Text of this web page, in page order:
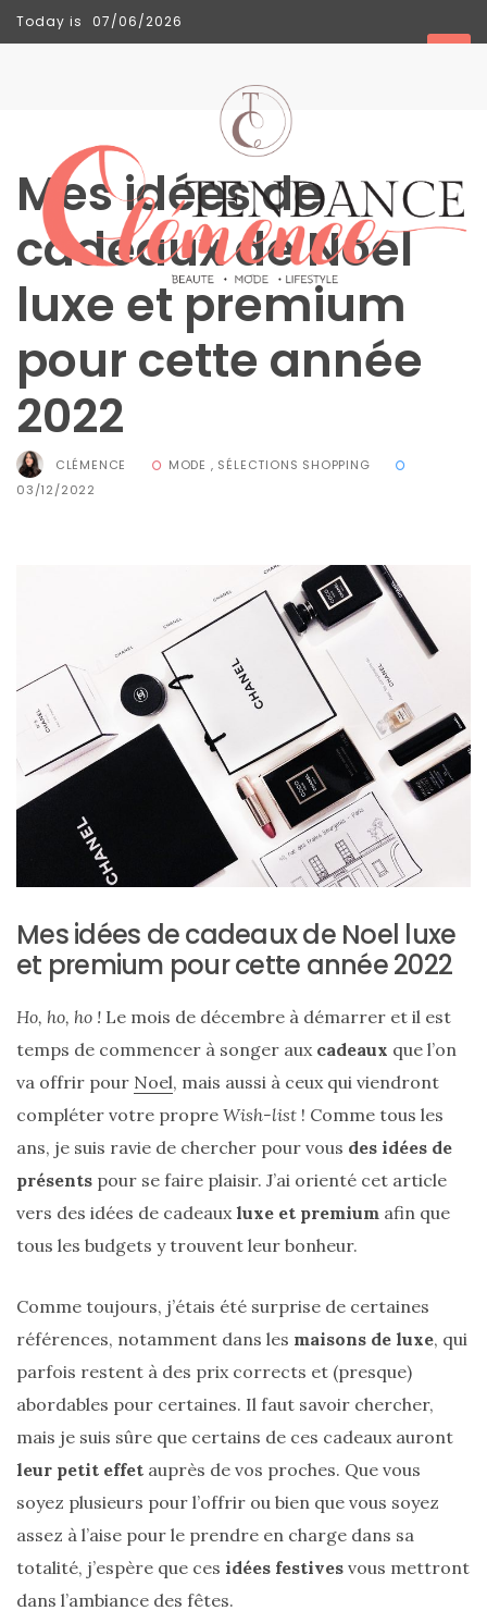
Sac
Floral
Tote
Bag
de Silkyhaus :
mon
avis
sur
ce
cuir
au
luxe
discret
06/06/2026
cabas
cuir
tressé
Parfois
mon
avis
sur
Today is 07/06/2026
Mes idées de
cadeaux de Noel
luxe et premium
pour cette année
2022
CLÉMENCE MODE , SÉLECTIONS SHOPPING
03/12/2022
Mes idées de cadeaux de Noel luxe
et premium pour cette année 2022
Ho, ho, ho ! Le mois de décembre à démarrer et il est
temps de commencer à songer aux cadeaux que l’on
va offrir pour Noel, mais aussi à ceux qui viendront
compléter votre propre Wish-list ! Comme tous les
ans, je suis ravie de chercher pour vous des idées de
présents pour se faire plaisir. J’ai orienté cet article
vers des idées de cadeaux luxe et premium afin que
tous les budgets y trouvent leur bonheur.
Comme toujours, j’étais été surprise de certaines
références, notamment dans les maisons de luxe, qui
parfois restent à des prix corrects et (presque)
abordables pour certaines. Il faut savoir chercher,
mais je suis sûre que certains de ces cadeaux auront
leur petit effet auprès de vos proches. Que vous
soyez plusieurs pour l’offrir ou bien que vous soyez
assez à l’aise pour le prendre en charge dans sa
totalité, j’espère que ces idées festives vous mettront
dans l’ambiance des fêtes.